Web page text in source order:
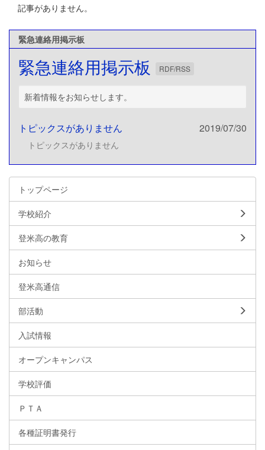
記事がありません。
緊急連絡用掲示板
緊急連絡用掲示板 RDF/RSS
新着情報をお知らせします。
トピックスがありません 2019/07/30
トピックスがありません
トップページ
学校紹介
登米高の教育
お知らせ
登米高通信
部活動
入試情報
オープンキャンパス
学校評価
ＰＴＡ
各種証明書発行